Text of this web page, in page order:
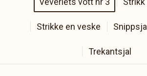
Strikke en veske
Trekantsjal